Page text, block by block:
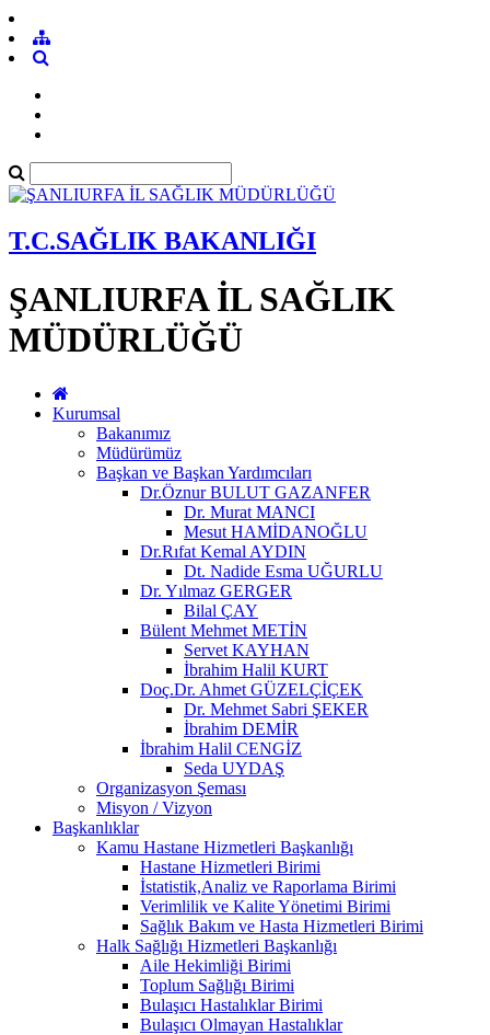
T.C.SAĞLIK BAKANLIĞI
ŞANLIURFA İL SAĞLIK
MÜDÜRLÜĞÜ
Kurumsal
Bakanımız
Müdürümüz
Başkan ve Başkan Yardımcıları
Dr.Öznur BULUT GAZANFER
Dr. Murat MANCI
Mesut HAMİDANOĞLU
Dr.Rıfat Kemal AYDIN
Dt. Nadide Esma UĞURLU
Dr. Yılmaz GERGER
Bilal ÇAY
Bülent Mehmet METİN
Servet KAYHAN
İbrahim Halil KURT
Doç.Dr. Ahmet GÜZELÇİÇEK
Dr. Mehmet Sabri ŞEKER
İbrahim DEMİR
İbrahim Halil CENGİZ
Seda UYDAŞ
Organizasyon Şeması
Misyon / Vizyon
Başkanlıklar
Kamu Hastane Hizmetleri Başkanlığı
Hastane Hizmetleri Birimi
İstatistik,Analiz ve Raporlama Birimi
Verimlilik ve Kalite Yönetimi Birimi
Sağlık Bakım ve Hasta Hizmetleri Birimi
Halk Sağlığı Hizmetleri Başkanlığı
Aile Hekimliği Birimi
Toplum Sağlığı Birimi
Bulaşıcı Hastalıklar Birimi
Bulaşıcı Olmayan Hastalıklar